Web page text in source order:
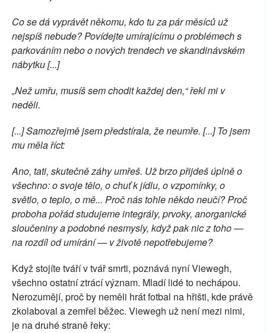
Co se dá vyprávět někomu, kdo tu za pár měsíců už
nejspíš nebude? Povídejte umírajícímu o problémech s
parkováním nebo o nových trendech ve skandinávském
nábytku [...]
„Než umřu, musíš sem chodit každej den,“ řekl mi v
neděli.
[...] Samozřejmě jsem předstírala, že neumře. [...] To jsem
mu měla říct:
Ano, tati, skutečně záhy umřeš. Už brzo přijdeš úplně o
všechno: o svoje tělo, o chuť k jídlu, o vzpomínky, o
světlo, o teplo, o mě... Proč nás tohle někdo neučí? Proč
proboha pořád studujeme integrály, prvoky, anorganické
sloučeniny a podobné nesmysly, když pak nic z toho —
na rozdíl od umírání — v životě nepotřebujeme?
Když stojíte tváří v tvář smrti, poznává nyní Viewegh,
všechno ostatní ztrácí význam. Mladí lidé to nechápou.
Nerozumějí, proč by neměli hrát fotbal na hřišti, kde právě
zkolaboval a zemřel běžec. Viewegh už není mezi nimi,
je na druhé straně řeky: